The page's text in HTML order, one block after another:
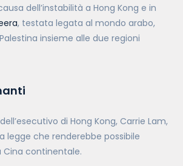
dell’instabilità a Hong Kong e in
, testata legata al mondo arabo,
insieme alle due regioni
di Hong Kong, Carrie Lam,
legge che renderebbe possibile
Cina continentale.